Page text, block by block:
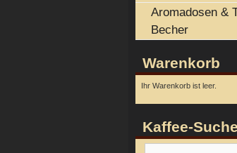
Aromadosen &
Becher
Warenkorb
Ihr Warenkorb ist leer.
Kaffee-Suche